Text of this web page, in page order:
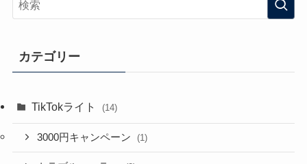
カテゴリー
TikTokライト (14)
3000円キャンペーン (1)